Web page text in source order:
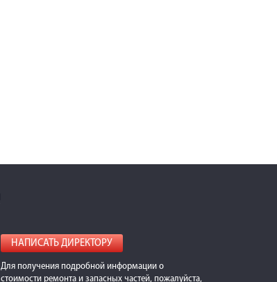
НАПИСАТЬ ДИРЕКТОРУ
Для получения подробной информации о
стоимости ремонта и запасных частей, пожалуйста,